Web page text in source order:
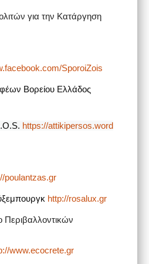
για την Κατάργηση
SporoiZois
Βορείου Ελλάδος
.O.S. https://attikipersos.word
poulantzas.gr
http://rosalux.gr
Περιβαλλοντικών
www.ecocrete.gr